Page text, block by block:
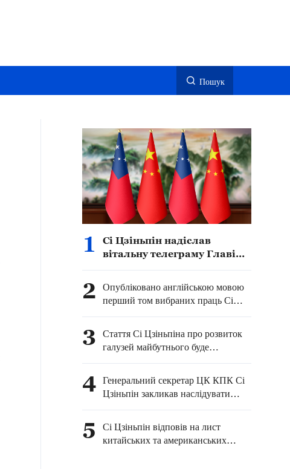
Пошук
1
Сі Цзіньпін надіслав
вітальну телеграму Главі
Суалауві II з нагоди Дня
Незалежності
2 Опубліковано англійською мовою
перший том вибраних праць Сі
Цзіньпіна про верховенство закону
3 Стаття Сі Цзіньпіна про розвиток
галузей майбутнього буде
опублікована в журналі «Цюши»
4 Генеральний секретар ЦК КПК Сі
Цзіньпін закликав наслідувати
революційні традиції у
екскурсоводів з меморіальних
комплексів
5
Сі Цзіньпін відповів на лист
китайських та американських